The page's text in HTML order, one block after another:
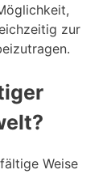
zur
Weise